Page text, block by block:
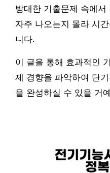
방대한 기출문제 속에서
자주 나오는지 몰라 시
니다.
이 글을 통해 효과적인
제 경향을 파악하여 단
을 완성하실 수 있을 거